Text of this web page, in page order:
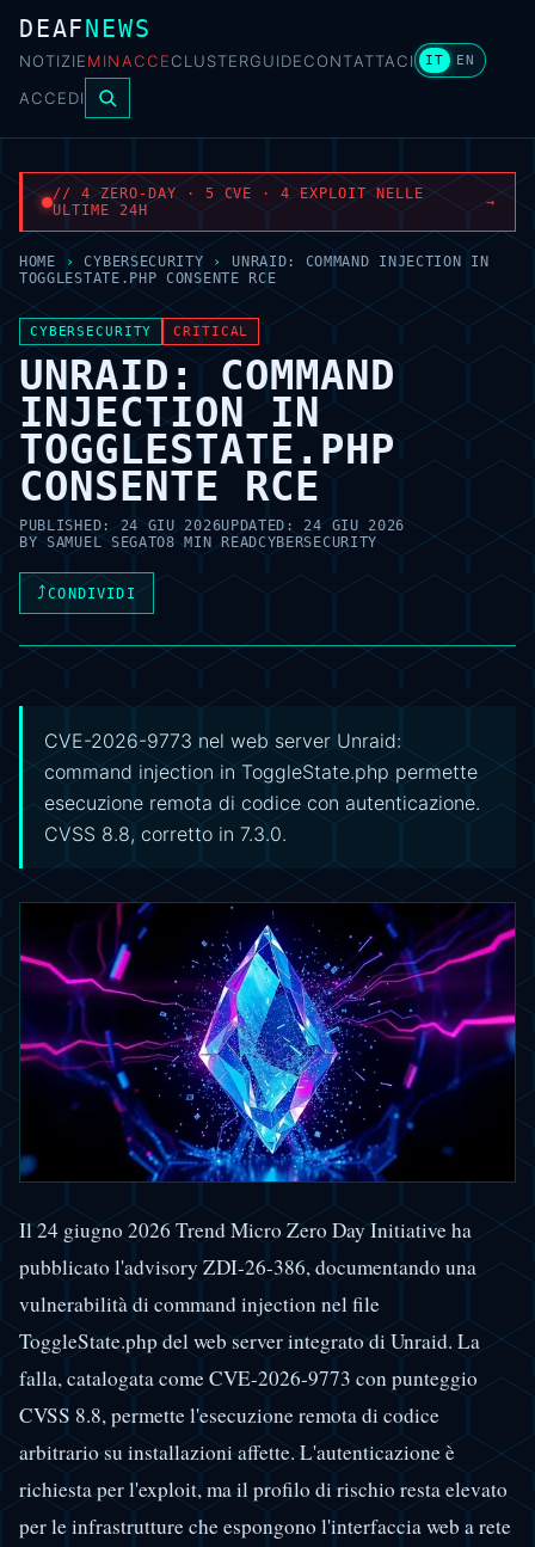
DEAFNEWS
NOTIZIEMINACCECLUSTERGUIDECONTATTACI IT EN
ACCEDI
// 4 ZERO-DAY · 5 CVE · 4 EXPLOIT NELLE
ULTIME 24H
→
HOME › CYBERSECURITY ›
UNRAID: COMMAND INJECTION IN
TOGGLESTATE.PHP CONSENTE RCE
CYBERSECURITY CRITICAL
UNRAID: COMMAND
INJECTION IN
TOGGLESTATE.PHP
CONSENTE RCE
PUBLISHED:24 GIU 2026UPDATED: 24 GIU 2026
BYSAMUEL SEGATO8 MIN READCYBERSECURITY
⤴CONDIVIDI
CVE-2026-9773 nel web server Unraid:
command injection in ToggleState.php permette
esecuzione remota di codice con autenticazione.
CVSS 8.8, corretto in 7.3.0.
Il 24 giugno 2026 Trend Micro Zero Day Initiative ha
pubblicato l'advisory ZDI-26-386, documentando una
vulnerabilità di command injection nel file
ToggleState.php del web server integrato di Unraid. La
falla, catalogata come CVE-2026-9773 con punteggio
CVSS 8.8, permette l'esecuzione remota di codice
arbitrario su installazioni affette. L'autenticazione è
richiesta per l'exploit, ma il profilo di rischio resta elevato
per le infrastrutture che espongono l'interfaccia web a rete